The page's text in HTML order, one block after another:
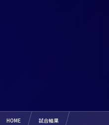
HOME 試合結果